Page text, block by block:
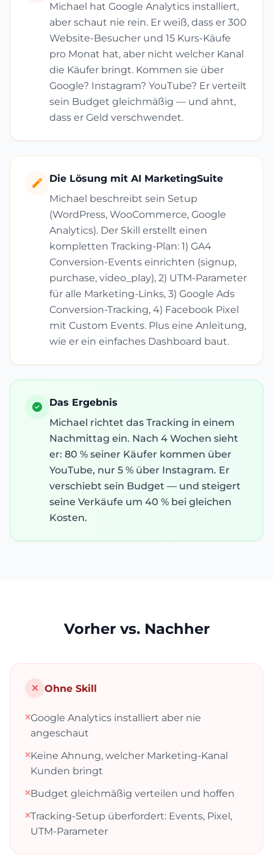
Michael hat Google Analytics installiert,
aber schaut nie rein. Er weiß, dass er 300
Website-Besucher und 15 Kurs-Käufe
pro Monat hat, aber nicht welcher Kanal
die Käufer bringt. Kommen sie über
Google? Instagram? YouTube? Er verteilt
sein Budget gleichmäßig — und ahnt,
dass er Geld verschwendet.
Die Lösung mit AI MarketingSuite
Michael beschreibt sein Setup
(WordPress, WooCommerce, Google
Analytics). Der Skill erstellt einen
kompletten Tracking-Plan: 1) GA4
Conversion-Events einrichten (signup,
purchase, video_play), 2) UTM-Parameter
für alle Marketing-Links, 3) Google Ads
Conversion-Tracking, 4) Facebook Pixel
mit Custom Events. Plus eine Anleitung,
wie er ein einfaches Dashboard baut.
Das Ergebnis
Michael richtet das Tracking in einem
Nachmittag ein. Nach 4 Wochen sieht
er: 80 % seiner Käufer kommen über
YouTube, nur 5 % über Instagram. Er
verschiebt sein Budget — und steigert
seine Verkäufe um 40 % bei gleichen
Kosten.
Vorher vs. Nachher
Ohne Skill
Google Analytics installiert aber nie
angeschaut
Keine Ahnung, welcher Marketing-Kanal
Kunden bringt
Budget gleichmäßig verteilen und hoffen
Tracking-Setup überfordert: Events, Pixel,
UTM-Parameter